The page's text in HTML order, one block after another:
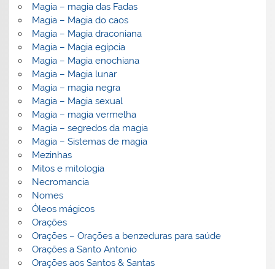
Magia – magia das Fadas
Magia – Magia do caos
Magia – Magia draconiana
Magia – Magia egípcia
Magia – Magia enochiana
Magia – Magia lunar
Magia – magia negra
Magia – Magia sexual
Magia – magia vermelha
Magia – segredos da magia
Magia – Sistemas de magia
Mezinhas
Mitos e mitologia
Necromancia
Nomes
Óleos mágicos
Orações
Orações – Orações a benzeduras para saúde
Orações a Santo Antonio
Orações aos Santos & Santas